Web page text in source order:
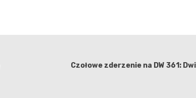
Czołowe zderzenie na DW 361: